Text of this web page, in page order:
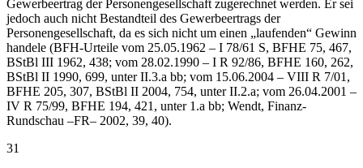
Gewerbeertrag der Personengesellschaft zugerechnet werden. Er sei
jedoch auch nicht Bestandteil des Gewerbeertrags der
Personengesellschaft, da es sich nicht um einen „laufenden“ Gewinn
handele (BFH-Urteile vom 25.05.1962 – I 78/61 S, BFHE 75, 467,
BStBl III 1962, 438; vom 28.02.1990 – I R 92/86, BFHE 160, 262,
BStBl II 1990, 699, unter II.3.a bb; vom 15.06.2004 – VIII R 7/01,
BFHE 205, 307, BStBl II 2004, 754, unter II.2.a; vom 26.04.2001 –
IV R 75/99, BFHE 194, 421, unter 1.a bb; Wendt, Finanz-
Rundschau –FR– 2002, 39, 40).
31